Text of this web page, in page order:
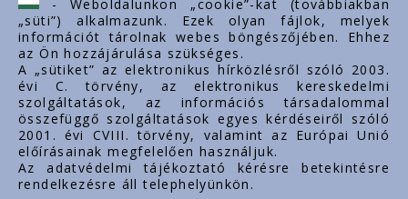
export@styron.hu
www.styron.hu
Važni linkovi
O nama
Dokumenti
- Weboldalunkon „cookie”-kat (továbbiakban
„süti”) alkalmazunk. Ezek olyan fájlok, melyek
információt tárolnak webes böngészőjében. Ehhez
az Ön hozzájárulása szükséges.
A „sütiket” az elektronikus hírközlésről szóló 2003.
évi C. törvény, az elektronikus kereskedelmi
szolgáltatások, az információs társadalommal
összefüggő szolgáltatások egyes kérdéseiről szóló
2001. évi CVIII. törvény, valamint az Európai Unió
előírásainak megfelelően használjuk.
Az adatvédelmi tájékoztató kérésre betekintésre
rendelkezésre áll telephelyünkön.